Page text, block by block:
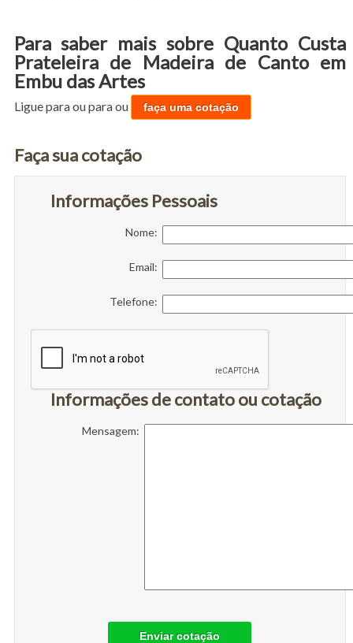
Para saber mais sobre Quanto Custa
Prateleira de Madeira de Canto em
Embu das Artes
Ligue paraou paraou faça uma cotação
Faça sua cotação
Informações Pessoais
Nome:
Email:
Telefone:
Informações de contato ou cotação
Mensagem:
Enviar cotação